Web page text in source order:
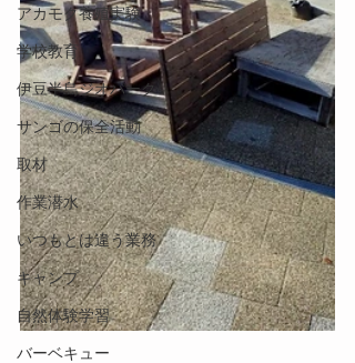
アカモク養殖実験
学校教育
伊豆半島ジオパーク
サンゴの保全活動
取材
作業潜水
いつもとは違う業務
キャンプ
自然体験学習
バーベキュー